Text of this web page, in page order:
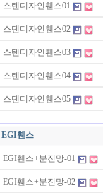
스텐디자인휀스01
스텐디자인휀스02
스텐디자인휀스03
스텐디자인휀스04
스텐디자인휀스05
EGI휀스
EGI휀스+분진망-01
EGI휀스+분진망-02